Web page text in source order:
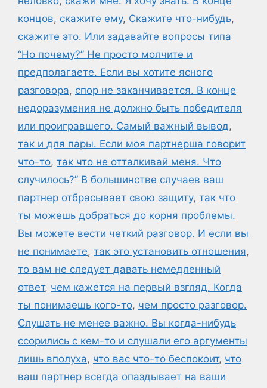
концов, скажите ему, Скажите что-нибудь,
скажите это. Или задавайте вопросы типа
“Но почему?” Не просто молчите и
предполагаете. Если вы хотите ясного
разговора, спор не заканчивается. В конце
недоразумения не должно быть победителя
или проигравшего. Самый важный вывод,
так и для пары. Если моя партнерша говорит
что-то, так что не отталкивай меня. Что
случилось?” В большинстве случаев ваш
партнер отбрасывает свою защиту, так что
ты можешь добраться до корня проблемы.
Вы можете вести четкий разговор. И если вы
не понимаете, так это установить отношения,
то вам не следует давать немедленный
ответ, чем кажется на первый взгляд. Когда
ты понимаешь кого-то, чем просто разговор.
Слушать не менее важно. Вы когда-нибудь
ссорились с кем-то и слушали его аргументы
лишь вполуха, что вас что-то беспокоит, что
ваш партнер всегда опаздывает на ваши